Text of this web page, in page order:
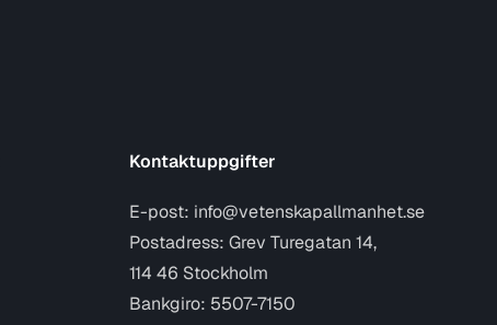
Kontaktuppgifter
E-post: info@vetenskapallmanhet.se
Postadress: Grev Turegatan 14,
114 46 Stockholm
Bankgiro: 5507-7150